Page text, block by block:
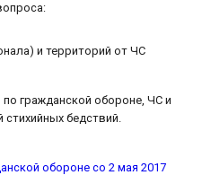
и территорий от ЧС
гражданской обороне, ЧС и
стихийных бедствий.
обороне со 2 мая 2017